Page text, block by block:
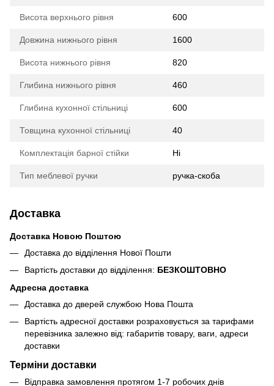
Висота верхнього рівня 600
Довжина нижнього рівня 1600
Висота нижнього рівня 820
Глибина нижнього рівня 460
Глибина кухонної стільниці 600
Товщина кухонної стільниці 40
Комплектація барної стійки Ні
Тип меблевої ручки ручка-скоба
Доставка
Доставка Новою Поштою
Доставка до відділення Нової Пошти
Вартість доставки до відділення: БЕЗКОШТОВНО
Адресна доставка
Доставка до дверей службою Нова Пошта
Вартість адресної доставки розраховується за тарифами
перевізника залежно від: габаритів товару, ваги, адреси
доставки
Терміни доставки
Відправка замовлення протягом 1-7 робочих днів